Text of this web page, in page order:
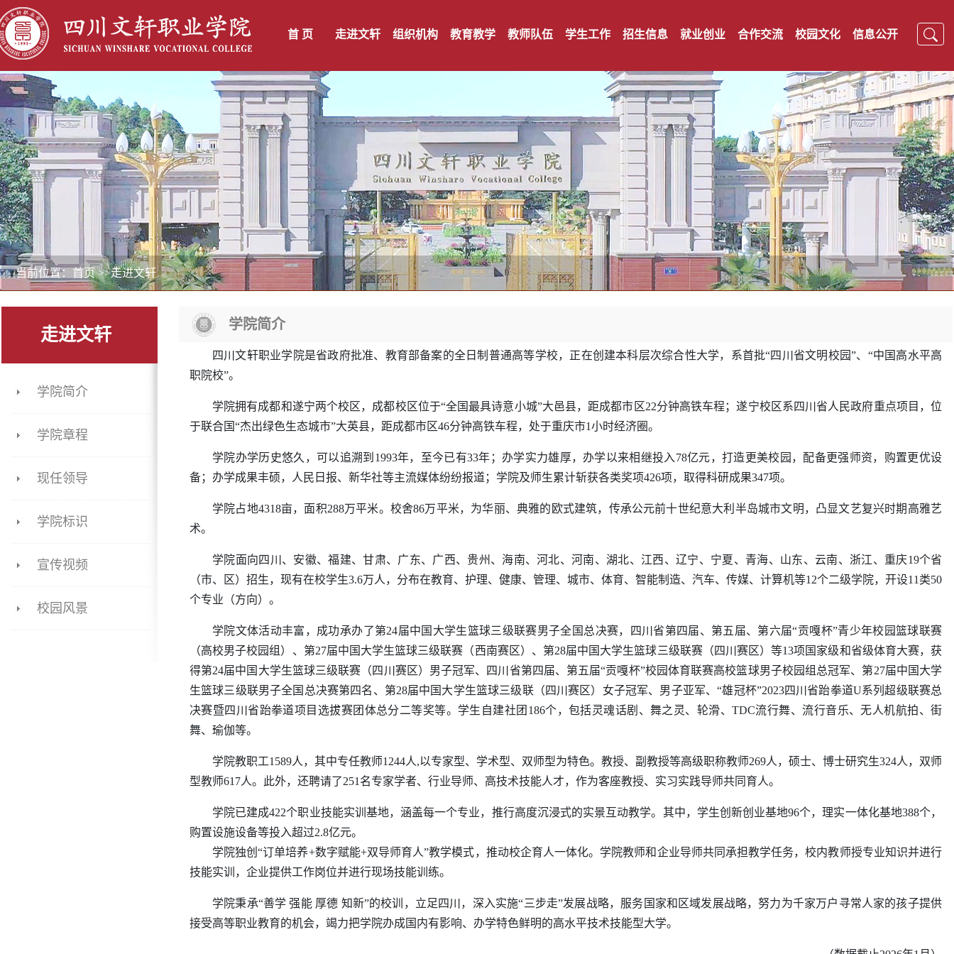
走进文轩
学院简介
学院章程
现任领导
学院标识
宣传视频
校园风景
学院简介
四川文轩职业学院是省政府批准、教育部备案的全日制普通高等学校，正在创建本科层次综合性大学，系首批“四川省文明校园”、“中国高水平高
职院校”。
学院拥有成都和遂宁两个校区，成都校区位于“全国最具诗意小城”大邑县，距成都市区22分钟高铁车程；遂宁校区系四川省人民政府重点项目，位
于联合国“杰出绿色生态城市”大英县，距成都市区46分钟高铁车程，处于重庆市1小时经济圈。
学院办学历史悠久，可以追溯到1993年，至今已有33年；办学实力雄厚，办学以来相继投入78亿元，打造更美校园，配备更强师资，购置更优设
备；办学成果丰硕，人民日报、新华社等主流媒体纷纷报道；学院及师生累计斩获各类奖项426项，取得科研成果347项。
学院占地4318亩，面积288万平米。校舍86万平米， 为华丽、典雅的欧式建筑，传承公元前十世纪意大利半岛城市文明，凸显文艺复兴时期高雅艺
术。
学院面向四川 、 安徽、福建、甘肃、 广东、 广西、贵州 、 海南、河北、河南、湖北、 江西、辽宁、 宁夏 、 青海、 山东、云南、 浙江、 重庆19个省
（市、区）招生，现有在校学生3.6万人，分布在教育、护理、健康、管理、城市、体育、智能制造、汽车、传媒、计算机等12个二级学院，开设11类50
个专业（方向）。
学院文体活动丰富，成功承办了第24届中国大学生篮球三级联赛男子全国总决赛，四川省第四届、第五届、第六届“贡嘎杯”青少年校园篮球联赛
（高校男子校园组）、第27届中国大学生篮球三级联赛（西南赛区）、第28届中国大学生篮球三级联赛（四川赛区）等13项国家级和省级体育大赛，获
得第24届中国大学生篮球三级联赛（四川赛区）男子冠军、四川省第四届、第五届“贡嘎杯”校园体育联赛高校篮球男子校园组总冠军、第27届中国大学
生篮球三级联男子全国总决赛第四名、第28届中国大学生篮球三级联（四川赛区）女子冠军、男子亚军、“雄冠杯”2023四川省跆拳道U系列超级联赛总
决赛暨四川省跆拳道项目选拔赛团体总分二等奖等。 学生自建社团186个，包括灵魂话剧、舞之灵、轮滑、TDC流行舞、流行音乐、无人机航拍、街
舞、瑜伽等。
学院教职工1589人，其中专任教师1244人,以专家型、学术型、双师型为特色。教授、副教授等高级职称教师269人， 硕士、博士研究生324人 ，双师
型教师617人。
此外，还聘请了251名专家学者、行业导师、高技术技能人才，作为客座教授、实习实践导师共同育人。
学院已建成422个职业技能实训基地，涵盖每一个专业，推行高度沉浸式的实景互动教学。其中，学生创新创业基地96个，理实一体化基地388个，
购置设施设备等投入超过2.8亿元。
学院独创“订单培养+数字赋能+双导师育人”教学模式，推动校企育人一体化。学院教师和企业导师共同承担教学任务，校内教师授专业知识并进行
技能实训，企业提供工作岗位并进行现场技能训练。
学院秉承“善学 强能 厚德 知新”的校训，立足四川，深入实施“三步走”发展战略，服务国家和区域发展战略，努力为千家万户寻常人家的孩子提供
接受高等职业教育的机会，竭力把学院办成国内有影响、办学特色鲜明的高水平技术技能型大学。
当前位置：首页>>走进文轩
首 页 走进文轩 组织机构 教育教学 教师队伍 学生工作 招生信息 就业创业 合作交流 校园文化 信息公开